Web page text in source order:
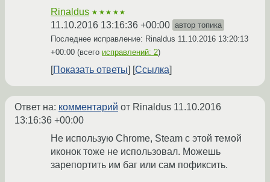
Rinaldus ★★★★★
11.10.2016 13:16:36 +00:00 автор топика
Последнее исправление: Rinaldus 11.10.2016 13:20:13
+00:00 (всего исправлений: 2)
Показать ответы Ссылка
Ответ на: комментарий от Rinaldus 11.10.2016
13:16:36 +00:00
Не использую Chrome, Steam с этой темой
иконок тоже не использовал. Можешь
зарепортить им баг или сам пофиксить.